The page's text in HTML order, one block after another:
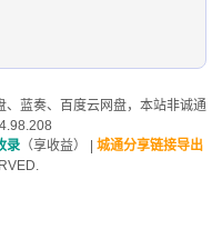
、蓝奏、 百度云网盘，本站非诚通
录（享收益）
城通分享链接导出